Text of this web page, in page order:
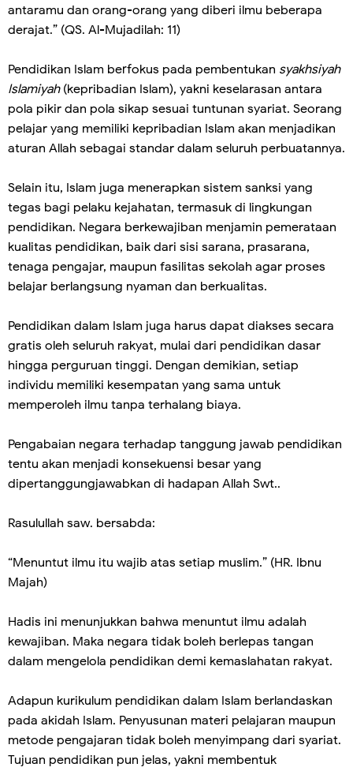
antaramu dan orang-orang yang diberi ilmu beberapa
derajat.” (QS. Al-Mujadilah: 11)
Pendidikan Islam berfokus pada pembentukan syakhsiyah
Islamiyah(kepribadian Islam), yakni keselarasan antara
pola pikir dan pola sikap sesuai tuntunan syariat. Seorang
pelajar yang memiliki kepribadian Islam akan menjadikan
aturan Allah sebagai standar dalam seluruh perbuatannya.
Selain itu, Islam juga menerapkan sistem sanksi yang
tegas bagi pelaku kejahatan, termasuk di lingkungan
pendidikan. Negara berkewajiban menjamin pemerataan
kualitas pendidikan, baik dari sisi sarana, prasarana,
tenaga pengajar, maupun fasilitas sekolah agar proses
belajar berlangsung nyaman dan berkualitas.
Pendidikan dalam Islam juga harus dapat diakses secara
gratis oleh seluruh rakyat, mulai dari pendidikan dasar
hingga perguruan tinggi. Dengan demikian, setiap
individu memiliki kesempatan yang sama untuk
memperoleh ilmu tanpa terhalang biaya.
Pengabaian negara terhadap tanggung jawab pendidikan
tentu akan menjadi konsekuensi besar yang
dipertanggungjawabkan di hadapan Allah Swt..
Rasulullah saw. bersabda:
“Menuntut ilmu itu wajib atas setiap muslim.” (HR. Ibnu
Majah)
Hadis ini menunjukkan bahwa menuntut ilmu adalah
kewajiban. Maka negara tidak boleh berlepas tangan
dalam mengelola pendidikan demi kemaslahatan rakyat.
Adapun kurikulum pendidikan dalam Islam berlandaskan
pada akidah Islam. Penyusunan materi pelajaran maupun
metode pengajaran tidak boleh menyimpang dari syariat.
Tujuan pendidikan pun jelas, yakni membentuk